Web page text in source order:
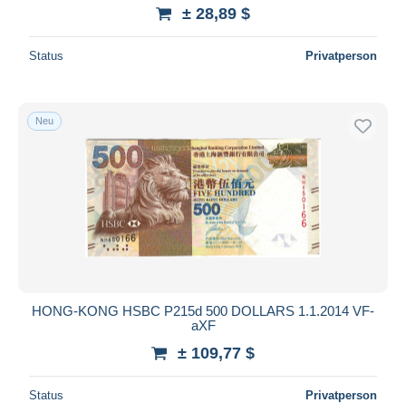
± 28,89 $
Status Privatperson
Neu
HONG-KONG HSBC P215d 500 DOLLARS 1.1.2014 VF-
aXF
± 109,77 $
Status Privatperson